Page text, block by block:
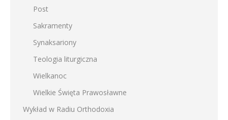
Post
Sakramenty
Synaksariony
Teologia liturgiczna
Wielkanoc
Wielkie Święta Prawosławne
Wykład w Radiu Orthodoxia